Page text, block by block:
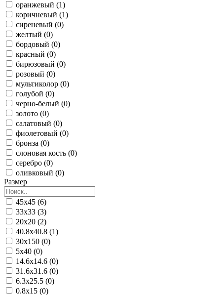
оранжевый (1)
коричневый (1)
сиреневый (0)
желтый (0)
бордовый (0)
красный (0)
бирюзовый (0)
розовый (0)
мультиколор (0)
голубой (0)
черно-белый (0)
золото (0)
салатовый (0)
фиолетовый (0)
бронза (0)
слоновая кость (0)
серебро (0)
оливковый (0)
Размер
45x45 (6)
33x33 (3)
20x20 (2)
40.8x40.8 (1)
30x150 (0)
5x40 (0)
14.6x14.6 (0)
31.6x31.6 (0)
6.3x25.5 (0)
0.8x15 (0)